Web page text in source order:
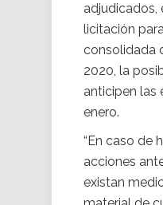
adjudicados,
licitación
consolidada
2020, la
anticipen las
enero.
“En caso de
acciones
existan